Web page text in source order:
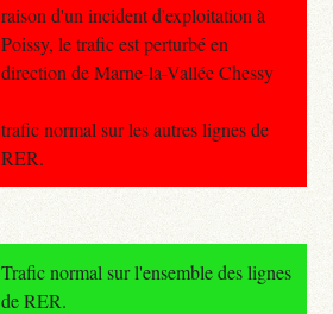
raison d'un incident d'exploitation à
Poissy, le trafic est perturbé en
direction de Marne-la-Vallée Chessy
trafic normal sur les autres lignes de
RER.
Trafic normal sur l'ensemble des lignes
de RER.